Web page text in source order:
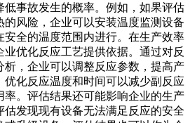
低事故发生的概率。例如，如果评估
风险，企业可以安装温度监测设备
安全的温度范围内进行。在生产效率
优化反应工艺提供依据。通过对反
析，企业可以调整反应参数，提高产
优化反应温度和时间可以减少副反应
率。评估结果还可能影响企业的生产
发现现有设备无法满足反应的安全